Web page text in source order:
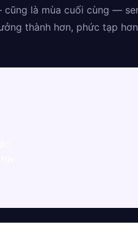
là mùa cuối cùng —
thành hơn, phức tạp